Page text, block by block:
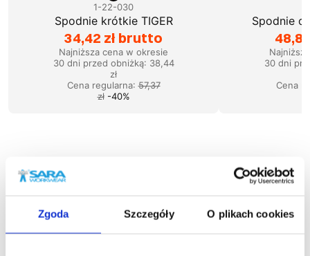
Zgoda Szczegóły O plikach cookies
1-22-030
Spodnie krótkie TIGER
34,42 zł brutto
Najniższa cena w okresie
30 dni przed obniżką: 38,44
zł
Cena regularna:57,37
zł -40%
Spodnie
30 dni
Cena
Podobne produkty